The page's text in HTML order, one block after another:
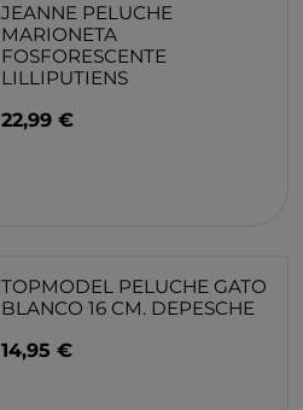
JEANNE PELUCHE
MARIONETA
FOSFORESCENTE
LILLIPUTIENS
22,99 €
TOPMODEL PELUCHE GATO
BLANCO 16 CM. DEPESCHE
14,95 €